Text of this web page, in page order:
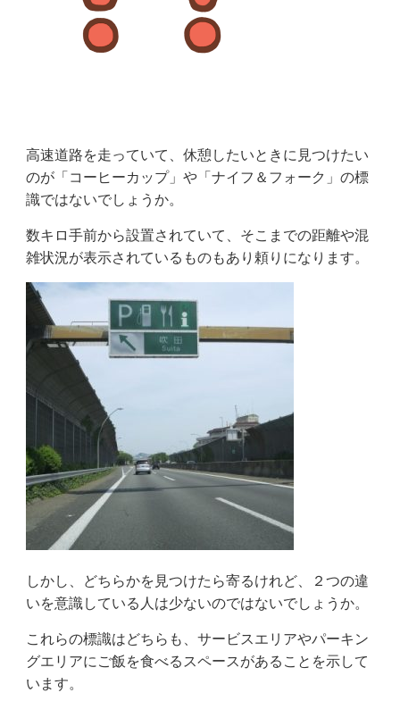
高速道路を走っていて、休憩したいときに見つけたい
のが「コーヒーカップ」や「ナイフ＆フォーク」の標
識ではないでしょうか。
数キロ手前から設置されていて、そこまでの距離や混
雑状況が表示されているものもあり頼りになります。
しかし、どちらかを見つけたら寄るけれど、２つの違
いを意識している人は少ないのではないでしょうか。
これらの標識はどちらも、サービスエリアやパーキン
グエリアにご飯を食べるスペースがあることを示して
います。